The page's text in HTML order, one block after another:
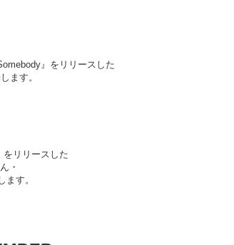
』をリリースした
ます。
をリリースした
・
す。